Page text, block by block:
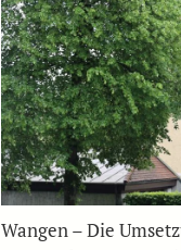
Wangen – Die